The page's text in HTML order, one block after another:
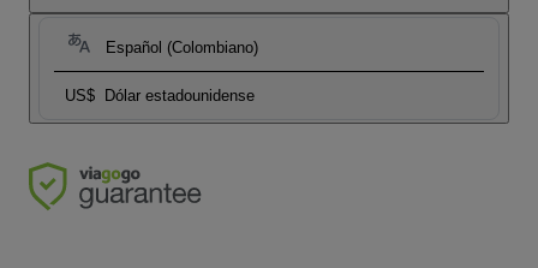
Español (Colombiano)
US$ Dólar estadounidense